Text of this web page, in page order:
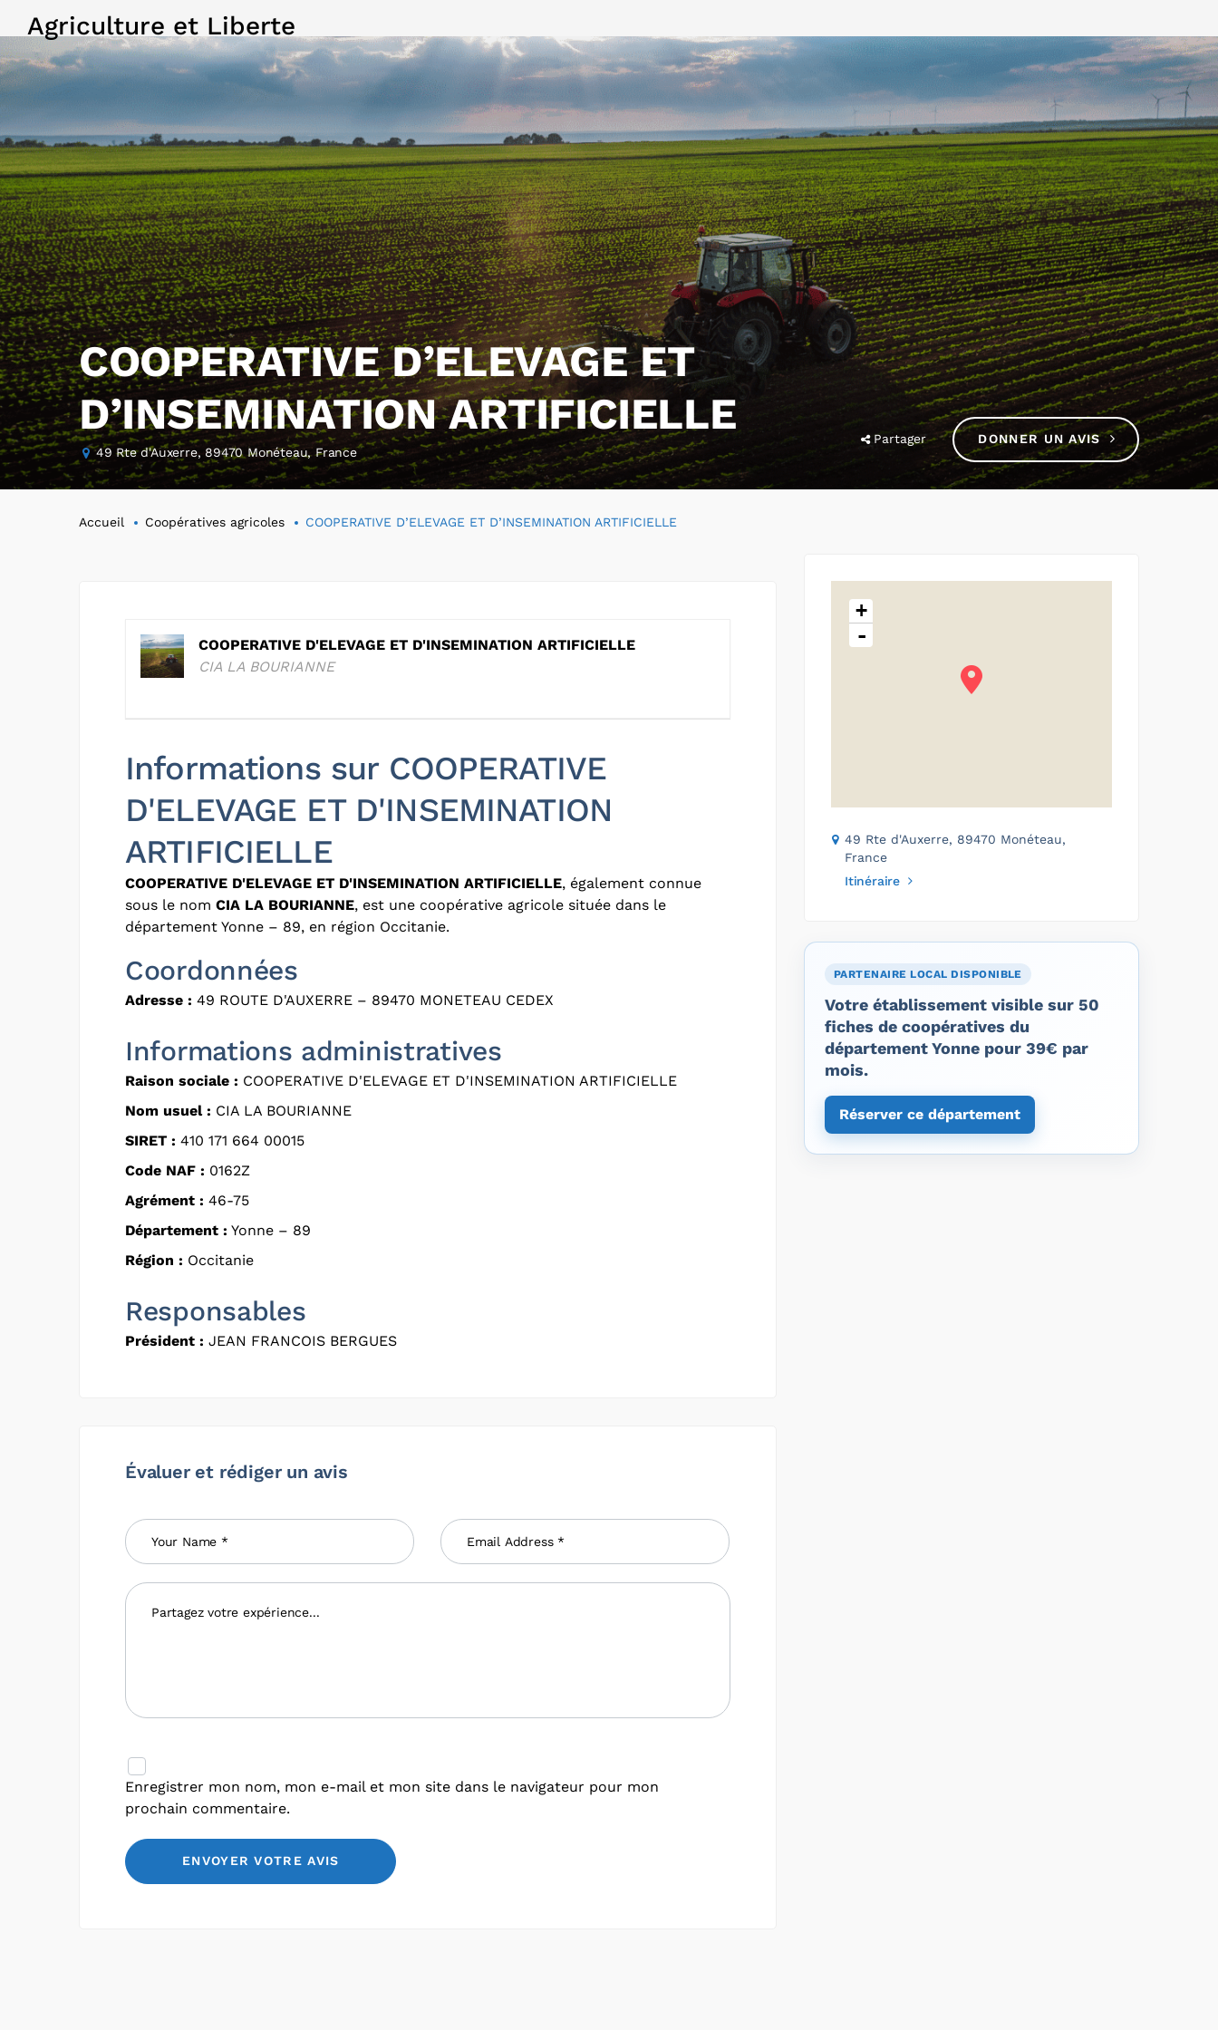
Agriculture et Liberte
COOPERATIVE D’ELEVAGE ET
D’INSEMINATION ARTIFICIELLE
49 Rte d'Auxerre, 89470 Monéteau, France
Partager DONNER UN AVIS
Accueil Coopératives agricoles COOPERATIVE D’ELEVAGE ET D’INSEMINATION ARTIFICIELLE
COOPERATIVE D'ELEVAGE ET D'INSEMINATION ARTIFICIELLE
CIA LA BOURIANNE
Informations sur COOPERATIVE
D'ELEVAGE ET D'INSEMINATION
ARTIFICIELLE
COOPERATIVE D'ELEVAGE ET D'INSEMINATION ARTIFICIELLE, également connue
sous le nom CIA LA BOURIANNE, est une coopérative agricole située dans le
département Yonne – 89, en région Occitanie.
Coordonnées
Adresse : 49 ROUTE D'AUXERRE – 89470 MONETEAU CEDEX
Informations administratives
Raison sociale : COOPERATIVE D'ELEVAGE ET D'INSEMINATION ARTIFICIELLE
Nom usuel : CIA LA BOURIANNE
SIRET : 410 171 664 00015
Code NAF : 0162Z
Agrément : 46-75
Département : Yonne – 89
Région : Occitanie
Responsables
Président : JEAN FRANCOIS BERGUES
Évaluer et rédiger un avis
Enregistrer mon nom, mon e-mail et mon site dans le navigateur pour mon
prochain commentaire.
+
-
49 Rte d'Auxerre, 89470 Monéteau,
France
Itinéraire
PARTENAIRE LOCAL DISPONIBLE
Votre établissement visible sur 50
fiches de coopératives du
département Yonne pour 39€ par
mois.
Réserver ce département